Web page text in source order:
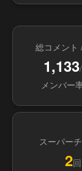
総コメント
1,133
メンバー
スーパー
2回